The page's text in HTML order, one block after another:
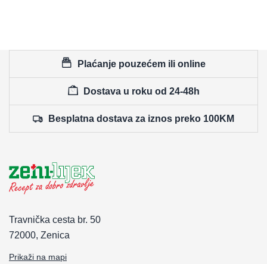
Plaćanje pouzećem ili online
Dostava u roku od 24-48h
Besplatna dostava za iznos preko 100KM
Travnička cesta br. 50
72000, Zenica
Prikaži na mapi